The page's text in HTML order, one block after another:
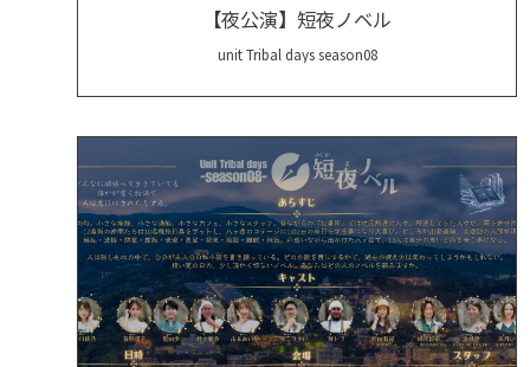
【夜公演】短夜ノベル
unit Tribal days season08